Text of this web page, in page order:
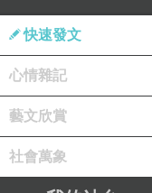
快速發文
心情雜記
藝文欣賞
社會萬象